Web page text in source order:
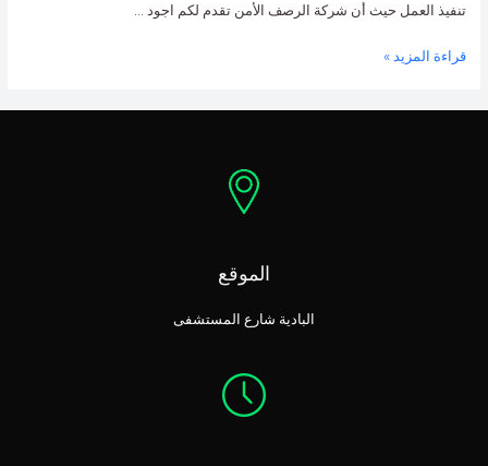
تنفيذ العمل حيث أن شركة الرصف الأمن تقدم لكم اجود …
قراءة المزيد »
الموقع
البادية شارع المستشفى